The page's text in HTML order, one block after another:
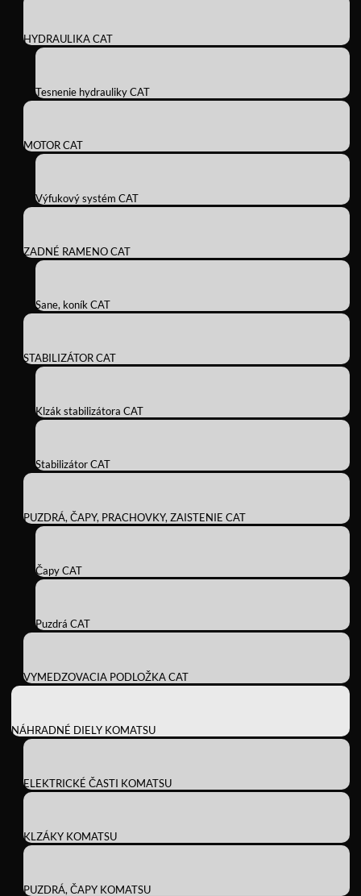
HYDRAULIKA CAT
Tesnenie hydrauliky CAT
MOTOR CAT
Výfukový systém CAT
ZADNÉ RAMENO CAT
Sane, koník CAT
STABILIZÁTOR CAT
Klzák stabilizátora CAT
Stabilizátor CAT
PUZDRÁ, ČAPY, PRACHOVKY, ZAISTENIE CAT
Čapy CAT
Puzdrá CAT
VYMEDZOVACIA PODLOŽKA CAT
NÁHRADNÉ DIELY KOMATSU
ELEKTRICKÉ ČASTI KOMATSU
KLZÁKY KOMATSU
PUZDRÁ, ČAPY KOMATSU